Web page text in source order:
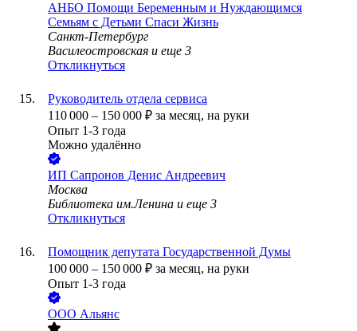
АНБО Помощи Беременным и Нуждающимся
Семьям с Детьми Спаси Жизнь
Санкт-Петербург
Василеостровская и еще 3
Откликнуться
Руководитель отдела сервиса
110 000 – 150 000 ₽ за месяц, на руки
Опыт 1-3 года
Можно удалённо
ИП Сапронов Денис Андреевич
Москва
Библиотека им.Ленина и еще 3
Откликнуться
Помощник депутата Государственной Думы
100 000 – 150 000 ₽ за месяц, на руки
Опыт 1-3 года
ООО Альянс